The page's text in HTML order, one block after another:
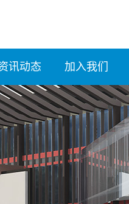
讯动态 加入我们